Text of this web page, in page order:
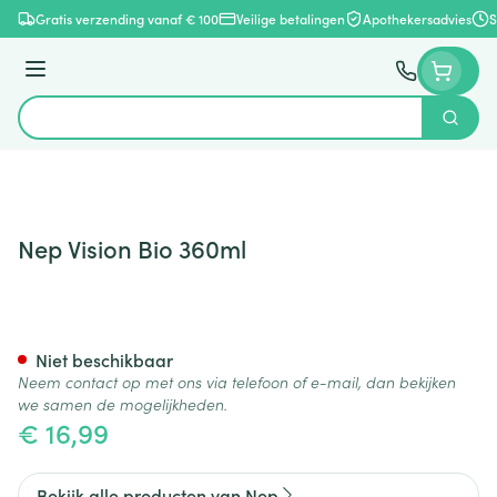
Ga naar de inhoud
Gratis verzending vanaf € 100 Veilige betalingen Apothekersadvies
Menu
Product, merk, categorie...
Zoek
Nep Vision Bio 360ml
€ 16,99
Niet beschikbaar
Neem contact op met ons via telefoon of e-mail, dan bekijken
we samen de mogelijkheden.